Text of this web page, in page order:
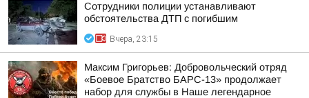
Сотрудники полиции устанавливают
обстоятельства ДТП с погибшим
Вчера, 23:15
Максим Григорьев: Добровольческий отряд
«Боевое Братство БАРС-13» продолжает
набор для службы в Наше легендарное